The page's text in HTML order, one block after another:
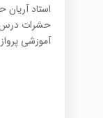
استاد
حشرات
آموزشی